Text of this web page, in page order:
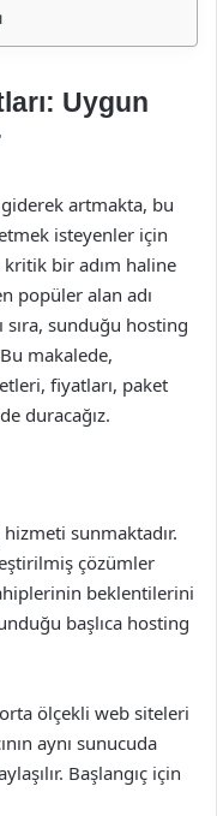
Uygun
artmakta, bu
isteyenler için
bir adım haline
popüler alan adı
sıra, sunduğu hosting
makalede,
fiyatları, paket
duracağız.
sunmaktadır.
çözümler
beklentilerini
başlıca hosting
ölçekli web siteleri
aynı sunucuda
Başlangıç için